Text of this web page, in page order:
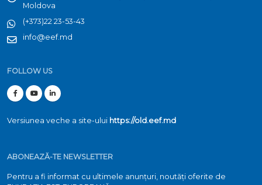
Moldova
(+373)22 23-53-43
info@eef.md
FOLLOW US
Versiunea veche a site-ului https://old.eef.md
ABONEAZĂ-TE NEWSLETTER
Pentru a fi informat cu ultimele anunțuri, noutăți oferite de